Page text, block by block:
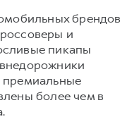
брендов
и
пикапы
премиальные
более чем в